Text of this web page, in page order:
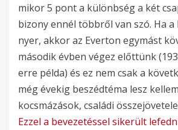
mikor 5 pont a különbség a két
bizony ennél többről van szó. Ha
nyer, akkor az Everton egymást
második évben végez előttünk
erre példa) és ez nem csak a
még évekig beszédtéma lesz
kocsmázások, családi
Ezzel a bevezetéssel sikerült